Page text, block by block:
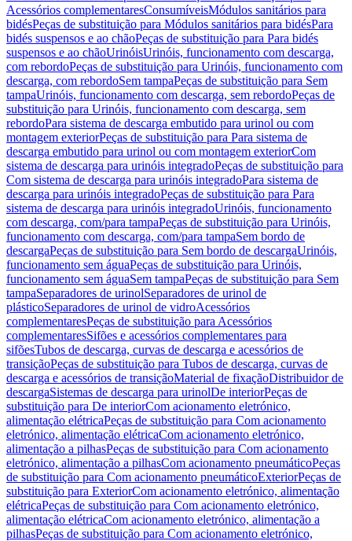
Acessórios complementaresConsumíveisMódulos sanitários para
bidésPeças de substituição para Módulos sanitários para bidésPara
bidés suspensos e ao chãoPeças de substituição para Para bidés
suspensos e ao chãoUrinóisUrinóis, funcionamento com descarga,
com rebordoPeças de substituição para Urinóis, funcionamento com
descarga, com rebordoSem tampaPeças de substituição para Sem
tampaUrinóis, funcionamento com descarga, sem rebordoPeças de
substituição para Urinóis, funcionamento com descarga, sem
rebordoPara sistema de descarga embutido para urinol ou com
montagem exteriorPeças de substituição para Para sistema de
descarga embutido para urinol ou com montagem exteriorCom
sistema de descarga para urinóis integradoPeças de substituição para
Com sistema de descarga para urinóis integradoPara sistema de
descarga para urinóis integradoPeças de substituição para Para
sistema de descarga para urinóis integradoUrinóis, funcionamento
com descarga, com/para tampaPeças de substituição para Urinóis,
funcionamento com descarga, com/para tampaSem bordo de
descargaPeças de substituição para Sem bordo de descargaUrinóis,
funcionamento sem águaPeças de substituição para Urinóis,
funcionamento sem águaSem tampaPeças de substituição para Sem
tampaSeparadores de urinolSeparadores de urinol de
plásticoSeparadores de urinol de vidroAcessórios
complementaresPeças de substituição para Acessórios
complementaresSifões e acessórios complementares para
sifõesTubos de descarga, curvas de descarga e acessórios de
transiçãoPeças de substituição para Tubos de descarga, curvas de
descarga e acessórios de transiçãoMaterial de fixaçãoDistribuidor de
descargaSistemas de descarga para urinolDe interiorPeças de
substituição para De interiorCom acionamento eletrónico,
alimentação elétricaPeças de substituição para Com acionamento
eletrónico, alimentação elétricaCom acionamento eletrónico,
alimentação a pilhasPeças de substituição para Com acionamento
eletrónico, alimentação a pilhasCom acionamento pneumáticoPeças
de substituição para Com acionamento pneumáticoExteriorPeças de
substituição para ExteriorCom acionamento eletrónico, alimentação
elétricaPeças de substituição para Com acionamento eletrónico,
alimentação elétricaCom acionamento eletrónico, alimentação a
pilhasPeças de substituição para Com acionamento eletrónico,